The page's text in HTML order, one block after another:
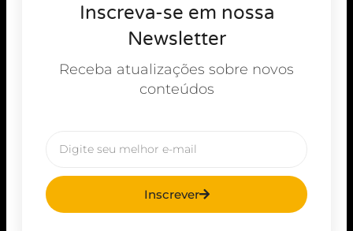
Inscreva-se em nossa
Newsletter
Receba atualizações sobre novos
conteúdos
Inscrever